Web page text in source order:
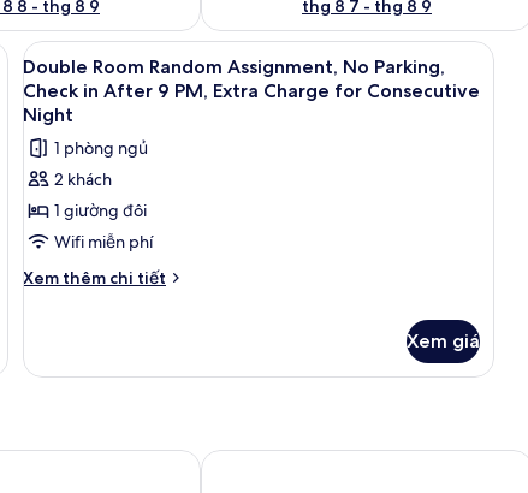
8 - thg 8 9
thg 8 7 - thg 8 9
in After 9 PM, Extra Charge for Consecutive Night | Phòng cách âm,
Xem
tất
cả
ảnh
Double
Room
Random
Assignment,
No
in
After
Double Room Random
5
Double Room Random Assignment, No Parking,
Check in After 9 PM, Extra Charge for Consecutive
Night
1 phòng ngủ
2 khách
1 giường đôi
Wifi miễn phí
Xem thêm chi tiết
Chi
Double
Room
No
Xem giá
Mangrove Dongdaemun - Hostel